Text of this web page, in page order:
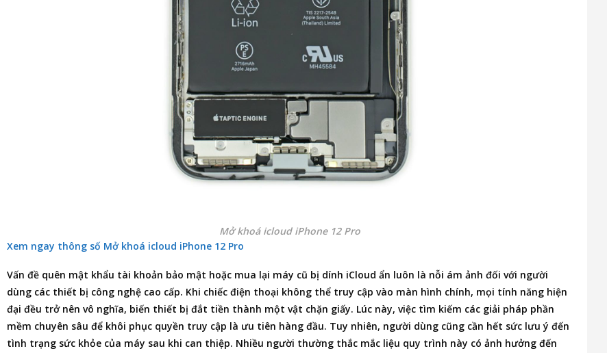
Mở khoá icloud iPhone 12 Pro
Xem ngay thông số Mở khoá icloud iPhone 12 Pro
Vấn đề quên mật khẩu tài khoản bảo mật hoặc mua lại máy cũ bị dính iCloud ẩn luôn là nỗi ám ảnh đối với người
dùng các thiết bị công nghệ cao cấp. Khi chiếc điện thoại không thể truy cập vào màn hình chính, mọi tính năng hiện
đại đều trở nên vô nghĩa, biến thiết bị đắt tiền thành một vật chặn giấy. Lúc này, việc tìm kiếm các giải pháp phần
mềm chuyên sâu để khôi phục quyền truy cập là ưu tiên hàng đầu. Tuy nhiên, người dùng cũng cần hết sức lưu ý đến
tình trạng sức khỏe của máy sau khi can thiệp. Nhiều người thường thắc mắc liệu quy trình này có ảnh hưởng đến